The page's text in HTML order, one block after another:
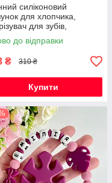
силіконовий
для хлопчика,
для зубів,
(світло-сірий)
до відправки
₴ 310 ₴
Купити